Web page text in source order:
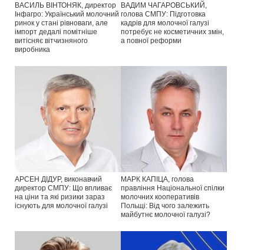
ВАСИЛЬ ВІНТОНЯК, директор
Інфагро: Український молочний
ринок у стані рівноваги, але
імпорт дедалі помітніше
витісняє вітчизняного
виробника
ВАДИМ ЧАГАРОВСЬКИЙ,
голова СМПУ: Підготовка
кадрів для молочної галузі
потребує не косметичних змін,
а повної реформи
АРСЕН ДІДУР, виконавчий
директор СМПУ: Що впливає
на ціни та які ризики зараз
існують для молочної галузі
МАРК КАПІЦА, голова
правління Національної спілки
молочних кооперативів
Польщі: Від чого залежить
майбутнє молочної галузі?